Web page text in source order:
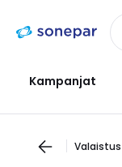
navigointiin
Kampanjat
Valaistus